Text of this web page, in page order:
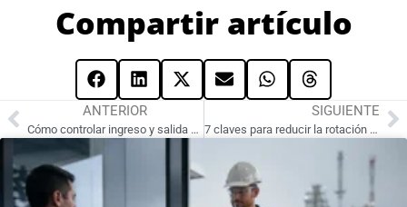
Compartir artículo
ANTERIOR
Cómo controlar ingreso y salida de contratistas: estrategias efectivas para tu seguridad
SIGUIENTE
7 claves para reducir la rotación de personal